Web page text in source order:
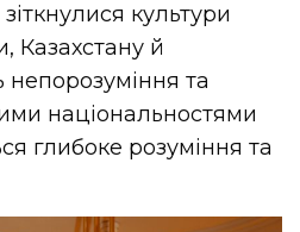
культури
Казахстану й
непорозуміння та
національностями
глибоке розуміння та